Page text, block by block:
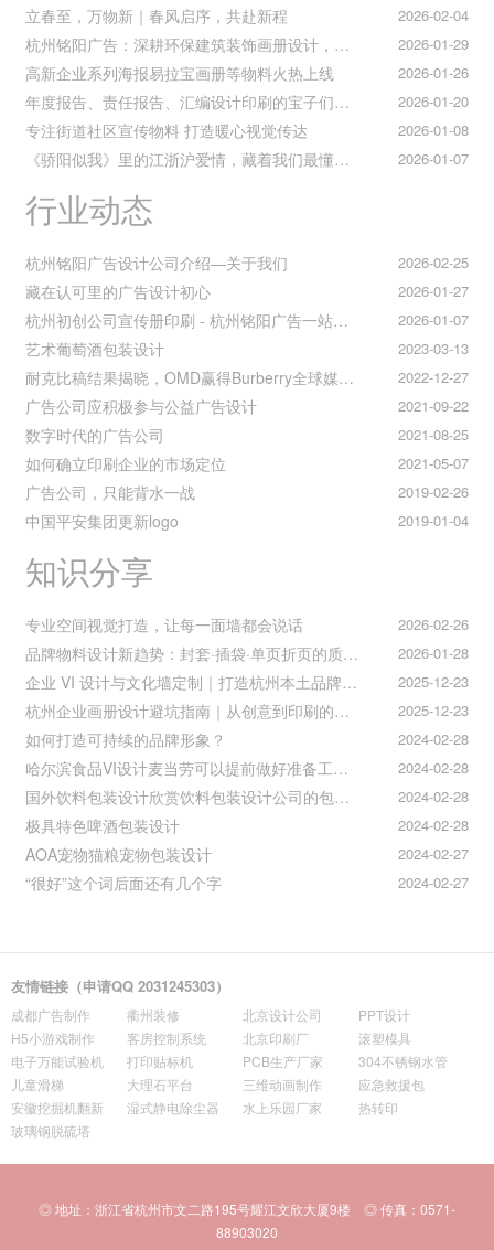
2026-02-04
立春至，万物新｜春风启序，共赴新程
2026-01-29
杭州铭阳广告：深耕环保建筑装饰画册设计，赋能空间美学与可持续发展
2026-01-26
高新企业系列海报易拉宝画册等物料火热上线
2026-01-20
年度报告、责任报告、汇编设计印刷的宝子们集合！
2026-01-08
专注街道社区宣传物料 打造暖心视觉传达
2026-01-07
《骄阳似我》里的江浙沪爱情，藏着我们最懂的温柔与默契
行业动态
2026-02-25
杭州铭阳广告设计公司介绍—关于我们
2026-01-27
藏在认可里的广告设计初心
2026-01-07
杭州初创公司宣传册印刷 - 杭州铭阳广告一站式解决方案
2023-03-13
艺术葡萄酒包装设计
2022-12-27
耐克比稿结果揭晓，OMD赢得Burberry全球媒介业务（转自广告狂人日报）
2021-09-22
广告公司应积极参与公益广告设计
2021-08-25
数字时代的广告公司
2021-05-07
如何确立印刷企业的市场定位
2019-02-26
广告公司，只能背水一战
2019-01-04
中国平安集团更新logo
知识分享
2026-02-26
专业空间视觉打造，让每一面墙都会说话
2026-01-28
品牌物料设计新趋势：封套·插袋·单页折页的质感升级之道
2025-12-23
企业 VI 设计与文化墙定制｜打造杭州本土品牌专属视觉符号
2025-12-23
杭州企业画册设计避坑指南｜从创意到印刷的全流程把控
2024-02-28
如何打造可持续的品牌形象？
2024-02-28
哈尔滨食品VI设计麦当劳可以提前做好准备工作促进挪动购买
2024-02-28
国外饮料包装设计欣赏饮料包装设计公司的包装设计
2024-02-28
极具特色啤酒包装设计
2024-02-27
AOA宠物猫粮宠物包装设计
2024-02-27
“很好”这个词后面还有几个字
友情链接（申请QQ 2031245303）
成都广告制作 衢州装修 北京设计公司
PPT设计
H5小游戏制作
客房控制系统 北京印刷厂
滚塑模具
电子万能试验机
打印贴标机 PCB生产厂家
304不锈钢水管
儿童滑梯
大理石平台 三维动画制作
应急救援包
安徽挖掘机翻新
湿式静电除尘器 水上乐园厂家
热转印
玻璃钢脱硫塔
◎ 地址：浙江省杭州市文二路195号耀江文欣大厦9楼 ◎ 传真：0571-
88903020